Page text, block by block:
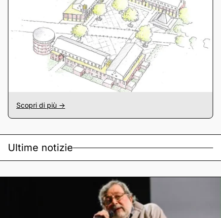
Scopri di più ->
Ultime notizie